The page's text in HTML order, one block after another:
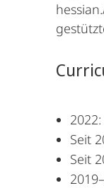
Seit
Seit